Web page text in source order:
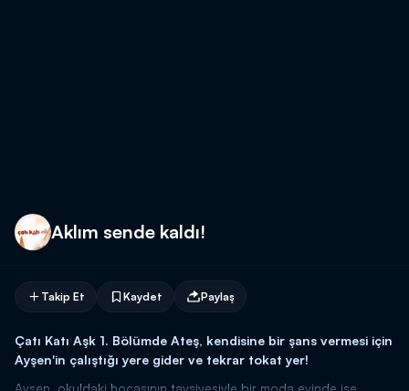
Aklım sende kaldı!
Takip Et Kaydet Paylaş
Çatı Katı Aşk 1. Bölümde Ateş, kendisine bir şans vermesi için
Ayşen'in çalıştığı yere gider ve tekrar tokat yer!
Ayşen, okuldaki hocasının tavsiyesiyle bir moda evinde işe